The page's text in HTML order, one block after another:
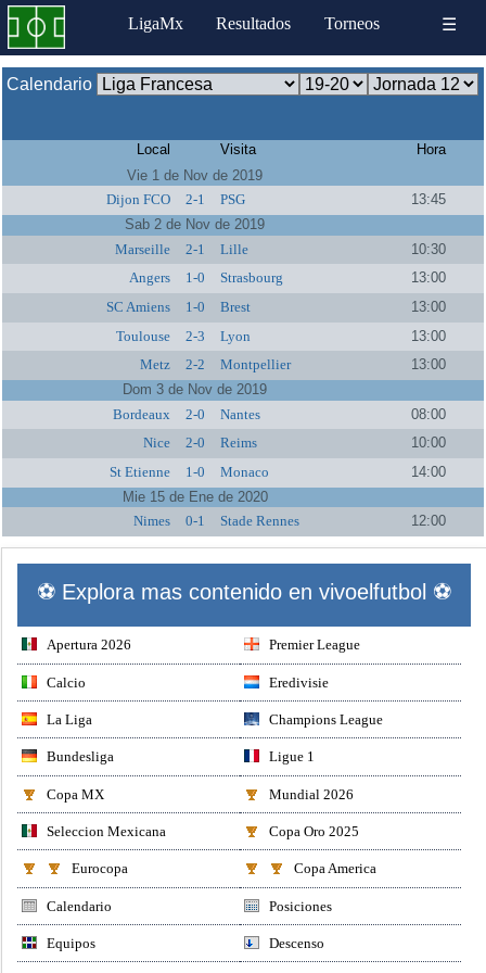
LigaMx Resultados Torneos ☰
Calendario
Local Visita
Hora
Vie 1 de Nov de 2019
Dijon FCO
2-1 PSG
13:45
Sab 2 de Nov de 2019
Marseille
2-1 Lille
10:30
Angers
1-0 Strasbourg
13:00
SC Amiens
1-0 Brest
13:00
Toulouse
2-3 Lyon
13:00
Metz
2-2 Montpellier
13:00
Dom 3 de Nov de 2019
Bordeaux
2-0 Nantes
08:00
Nice
2-0 Reims
10:00
St Etienne
1-0 Monaco
14:00
Mie 15 de Ene de 2020
Nimes
0-1 Stade Rennes 12:00
⚽ Explora mas contenido en vivoelfutbol ⚽
Apertura 2026 Premier League
Calcio Eredivisie
La Liga Champions League
Bundesliga Ligue 1
Copa MX Mundial 2026
Seleccion Mexicana Copa Oro 2025
Eurocopa Copa America
Calendario Posiciones
Equipos Descenso